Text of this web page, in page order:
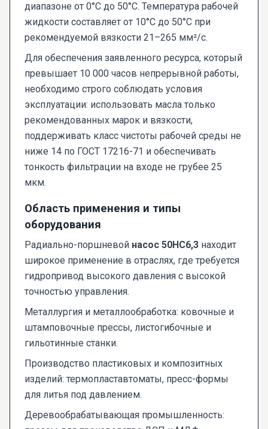
диапазоне от 0°С до 50°С. Температура рабочей
жидкости составляет от 10°С до 50°С при
рекомендуемой вязкости 21–265 мм²/с.
Для обеспечения заявленного ресурса, который
превышает 10 000 часов непрерывной работы,
необходимо строго соблюдать условия
эксплуатации: использовать масла только
рекомендованных марок и вязкости,
поддерживать класс чистоты рабочей среды не
ниже 14 по ГОСТ 17216-71 и обеспечивать
тонкость фильтрации на входе не грубее 25
мкм.
Область применения и типы
оборудования
Радиально-поршневой насос 50НС6,3 находит
широкое применение в отраслях, где требуется
гидропривод высокого давления с высокой
точностью управления.
Металлургия и металлообработка: ковочные и
штамповочные прессы, листогибочные и
гильотинные станки.
Производство пластиковых и композитных
изделий: термопластавтоматы, пресс-формы
для литья под давлением.
Деревообрабатывающая промышленность: